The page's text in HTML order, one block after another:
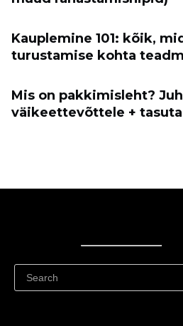
Kauplemine 101: kõik,
turustamise kohta
Mis on pakkimisleht?
väikeettevõttele + tasuta